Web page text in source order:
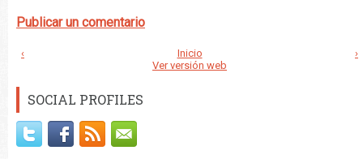
Publicar un comentario
‹ ›
Inicio
Ver versión web
SOCIAL PROFILES